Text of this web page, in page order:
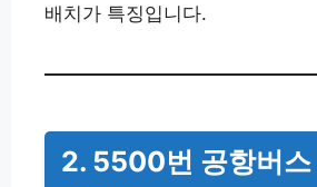
배치가 특징입니다.
2. 5500번 공항버스